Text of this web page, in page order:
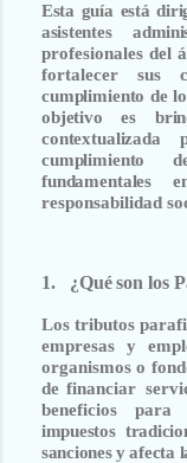
Esta guía está
asistentes
profesionales del
fortalecer
sus
cumplimiento de
objetivo
es
contextualizada
cumplimiento
fundamentales
responsabilidad
1. ¿Qué son los
Los tributos
empresas
y
organismos o
de financiar
beneficios
para
impuestos
sanciones y afecta